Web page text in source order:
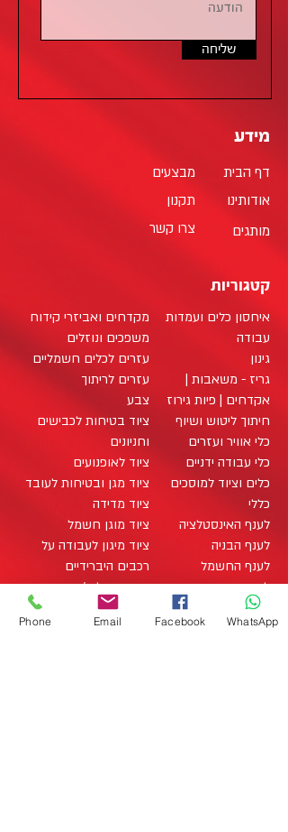
office@zo-tool.com
שליחה
מידע
מבצעים
תקנון
צרו קשר
דף הבית
אודותינו
מותגים
קטגוריות
מקדחים ואביזרי קידוח
משפכים ונוזלים
עזרים לכלים חשמליים
עזרים לריתוך
צבע
ציוד בטיחות לכבישים
וחניונים
ציוד לאופנועים
ציוד מגן ובטיחות לעובד
ציוד מדידה
ציוד מוגן חשמל
ציוד מיגון לעבודה על
רכבים היברידיים
ציוד מתכלה / מוצרים
מתכלים
תאורה
איחסון כלים ועמדות
עבודה
גינון
גריז - משאבות |
אקדחים | פיות גירוז
חיתוך ליטוש ושיוף
כלי אוויר ועזרים
כלי עבודה ידניים
כלים וציוד למוסכים
כללי
לענף האינסטלציה
לענף הבניה
לענף החשמל
לענף העץ
מארזי כלי עבודה
מארזים
Phone Email Facebook WhatsApp